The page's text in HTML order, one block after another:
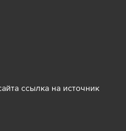
ссылка на источник